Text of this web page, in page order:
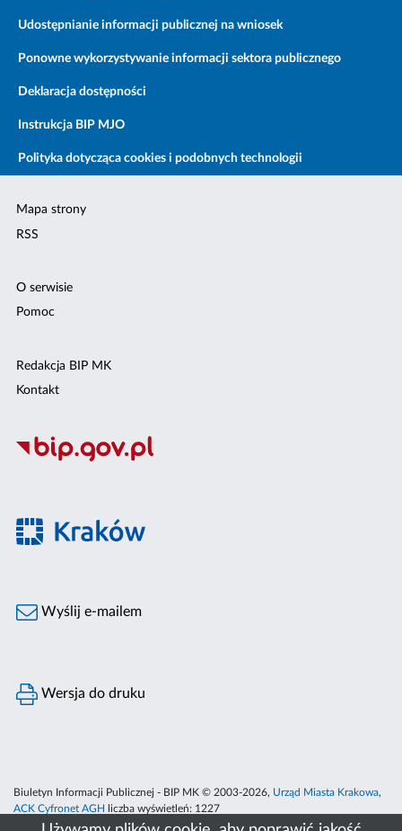
Udostępnianie informacji publicznej na wniosek
Ponowne wykorzystywanie informacji sektora publicznego
Deklaracja dostępności
Instrukcja BIP MJO
Polityka dotycząca cookies i podobnych technologii
Mapa strony
RSS
O serwisie
Pomoc
Redakcja BIP MK
Kontakt
Wyślij e-mailem
Wersja do druku
Biuletyn Informacji Publicznej - BIP MK © 2003-2026, Urząd Miasta Krakowa,
ACK Cyfronet AGH
liczba wyświetleń: 1227